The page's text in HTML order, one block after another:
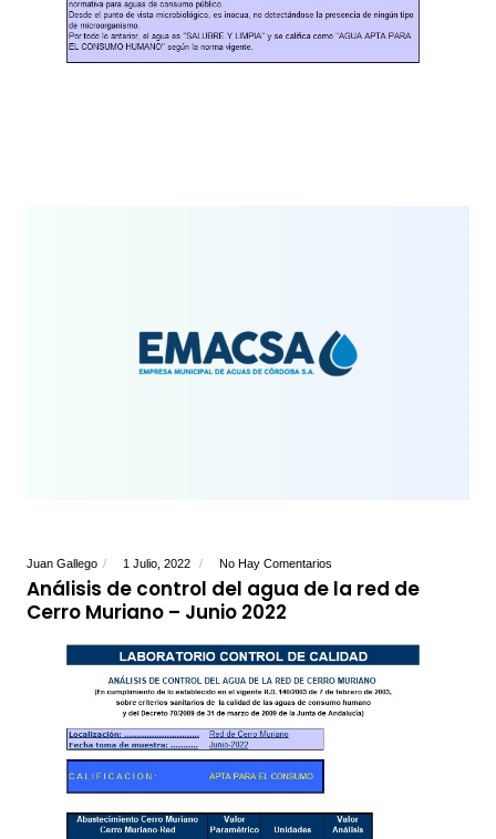
Juan Gallego 1 Julio, 2022 No Hay Comentarios
Análisis de control del agua de la red de
Cerro Muriano – Junio 2022